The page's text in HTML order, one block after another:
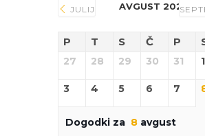
JULIJ AVGUST 2026
P T S Č P
27 28 29 30 31 1
3 4 5 6 7
Dogodki za 8 avgust